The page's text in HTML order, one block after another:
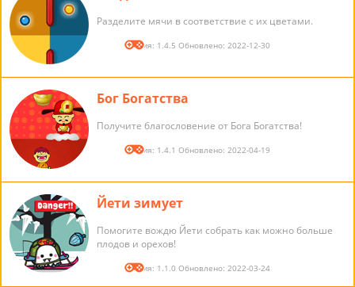
Разделите мячи в соответствие с их цветами.
Версия: 1.4.5 Обновлено: 2022-12-30
Бог Богатства
Получите благословение от Бога Богатства!
Версия: 1.4.1 Обновлено: 2022-04-19
Йети зимует
Помогите вождю Йети собрать как можно больше
плодов и орехов!
Версия: 1.1.0 Обновлено: 2022-03-24